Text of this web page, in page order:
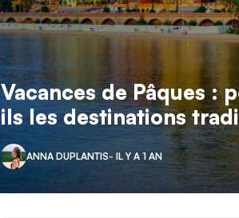
Vacances de Pâques :
ils les destinations
ANNA DUPLANTIS- IL Y A 1 AN